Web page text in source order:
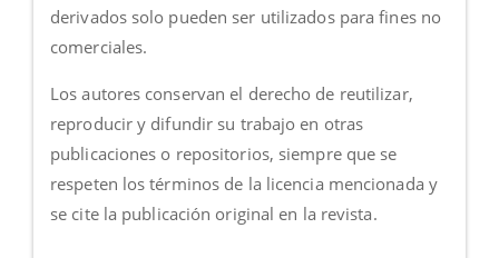
derivados solo pueden ser utilizados para fines no
comerciales.
Los autores conservan el derecho de reutilizar,
reproducir y difundir su trabajo en otras
publicaciones o repositorios, siempre que se
respeten los términos de la licencia mencionada y
se cite la publicación original en la revista.